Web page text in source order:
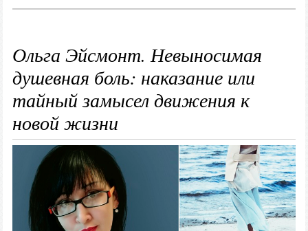
Ольга Эйсмонт. Невыносимая
душевная боль: наказание или
тайный замысел движения к
новой жизни